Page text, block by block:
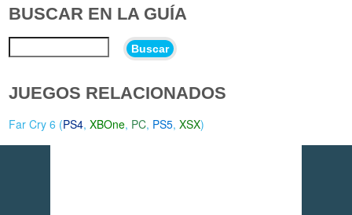
BUSCAR EN LA GUÍA
Buscar
JUEGOS RELACIONADOS
Far Cry 6 (PS4,XBOne, PC, PS5,XSX)